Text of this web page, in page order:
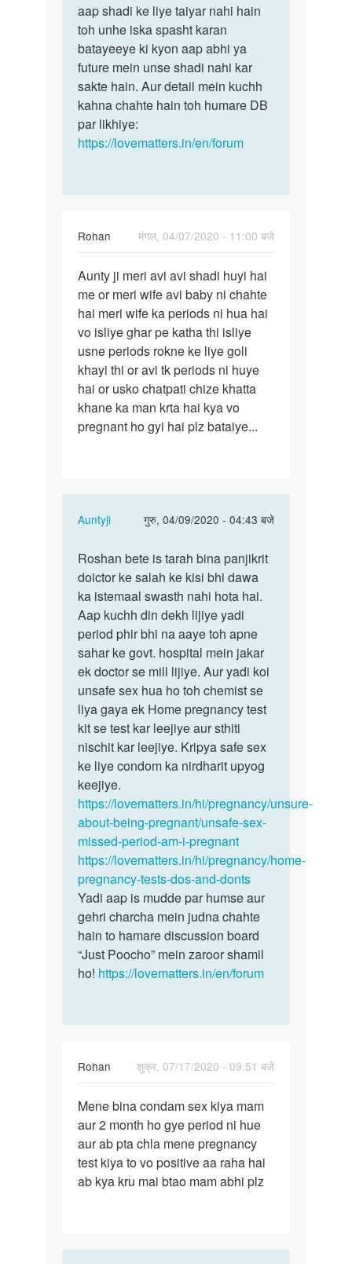
24
sal…
by
mk
raja
aap shadi ke liye taiyar nahi hain
toh unhe iska spasht karan
batayeeye ki kyon aap abhi ya
future mein unse shadi nahi kar
sakte hain. Aur detail mein kuchh
kahna chahte hain toh humare DB
par likhiye:
https://lovematters.in/en/forum
Rohan
मंगल, 04/07/2020 - 11:00 बजे
Aunty
ji
meri
avi
avi
shadi…
Aunty ji meri avi avi shadi huyi hai
me or meri wife avi baby ni chahte
hai meri wife ka periods ni hua hai
vo isliye ghar pe katha thi isliye
usne periods rokne ke liye goli
khayi thi or avi tk periods ni huye
hai or usko chatpati chize khatta
khane ka man krta hai kya vo
pregnant ho gyi hai plz bataiye...
Auntyji
गुरु, 04/09/2020 - 04:43 बजे
In
to
Aunty
ji
meri
avi
avi
shadi…
by
Rohan
Roshan
bete
is
tarah
bina…
Roshan bete is tarah bina panjikrit
doictor ke salah ke kisi bhi dawa
ka istemaal swasth nahi hota hai.
Aap kuchh din dekh lijiye yadi
period phir bhi na aaye toh apne
sahar ke govt. hospital mein jakar
ek doctor se mill lijiye. Aur yadi koi
unsafe sex hua ho toh chemist se
liya gaya ek Home pregnancy test
kit se test kar leejiye aur sthiti
nischit kar leejiye. Kripya safe sex
ke liye condom ka nirdharit upyog
keejiye.
https://lovematters.in/hi/pregnancy/unsure-
about-being-pregnant/unsafe-sex-
missed-period-am-i-pregnant
https://lovematters.in/hi/pregnancy/home-
pregnancy-tests-dos-and-donts
Yadi aap is mudde par humse aur
gehri charcha mein judna chahte
hain to hamare discussion board
“Just Poocho” mein zaroor shamil
ho! https://lovematters.in/en/forum
Rohan
शुक्र, 07/17/2020 - 09:51 बजे
Mene
bina
condam
sex
kiya…
Mene bina condam sex kiya mam
aur 2 month ho gye period ni hue
aur ab pta chla mene pregnancy
test kiya to vo positive aa raha hai
ab kya kru mai btao mam abhi plz